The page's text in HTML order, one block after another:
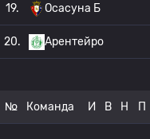
19. Осасуна Б
20. Арентейро
№ Команда И В Н П